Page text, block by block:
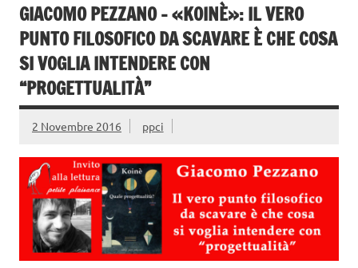
GIACOMO PEZZANO – «KOINÈ»: IL VERO
PUNTO FILOSOFICO DA SCAVARE È CHE COSA
SI VOGLIA INTENDERE CON
“PROGETTUALITÀ”
2 Novembre 2016 ppci